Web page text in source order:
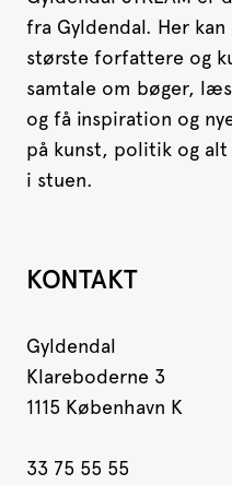
fra Gyldendal. Her
største forfattere og
samtale om bøger,
og få inspiration og
på kunst, politik og
i stuen.
KONTAKT
Gyldendal
Klareboderne 3
1115 København K
33 75 55 55